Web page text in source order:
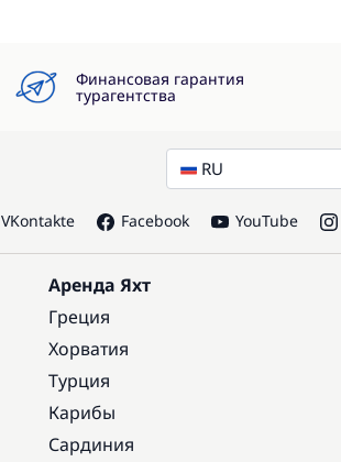
Финансовая гарантия
турагентства
RU
VKontakte Facebook YouTube
Аренда Яхт
Греция
Хорватия
Турция
Карибы
Сардиния